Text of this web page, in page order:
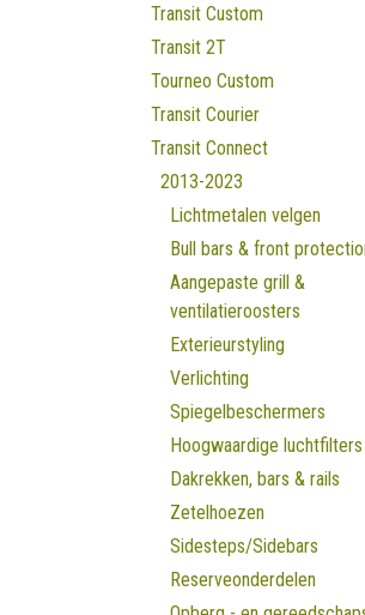
Transit Custom
Transit 2T
Tourneo Custom
Transit Courier
Transit Connect
2013-2023
Lichtmetalen velgen
Bull bars & front
Aangepaste grill &
ventilatieroosters
Exterieurstyling
Verlichting
Spiegelbeschermers
Hoogwaardige luchtfilters
Dakrekken, bars & rails
Zetelhoezen
Sidesteps/Sidebars
Reserveonderdelen